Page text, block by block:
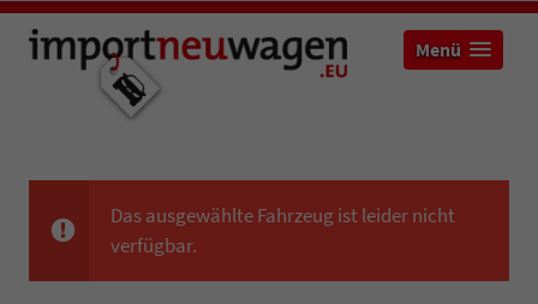
Menü
Das ausgewählte Fahrzeug ist leider nicht
verfügbar.